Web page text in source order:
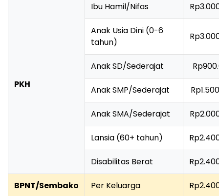
PKH
Ibu Hamil/Nifas
Anak Usia Dini (0-6
tahun)
Anak SD/Sederajat
Anak SMP/Sederajat
Anak SMA/Sederajat
Lansia (60+ tahun)
Disabilitas Berat
BPNT/Sembako Per Keluarga